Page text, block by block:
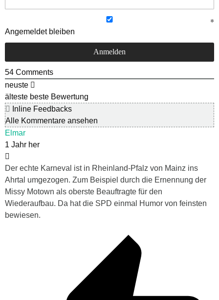
Angemeldet bleiben
54 Comments
neuste
älteste beste Bewertung
Inline Feedbacks
Alle Kommentare ansehen
Elmar
1 Jahr her
Der echte Karneval ist in Rheinland-Pfalz von Mainz ins
Ahrtal umgezogen. Zum Beispiel durch die Ernennung der
Missy Motown als oberste Beauftragte für den
Wiederaufbau. Da hat die SPD einmal Humor von feinsten
bewiesen.